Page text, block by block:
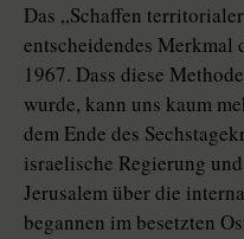
Das „Schaffen
entscheidendes
1967. Dass diese
wurde, kann uns kaum
dem Ende des
israelische Regierung
Jerusalem über die
begannen im besetzten